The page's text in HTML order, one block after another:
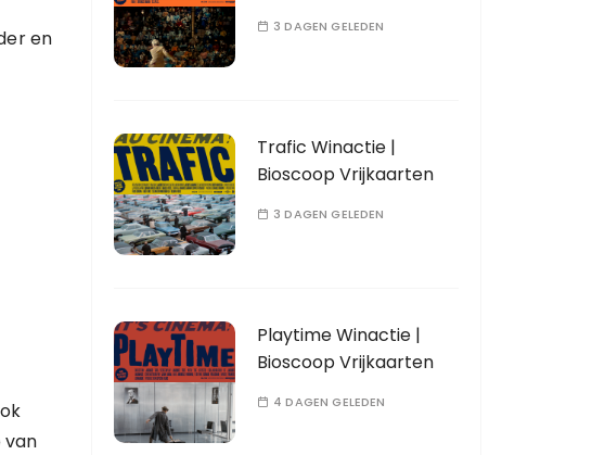
en
van
3 DAGEN GELEDEN
Trafic Winactie |
Bioscoop Vrijkaarten
3 DAGEN GELEDEN
Playtime Winactie |
Bioscoop Vrijkaarten
4 DAGEN GELEDEN